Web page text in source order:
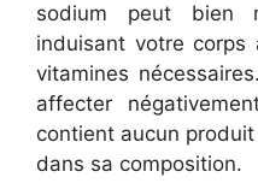
sodium peut bien
induisant votre
vitamines
affecter
contient aucun
dans sa composition.